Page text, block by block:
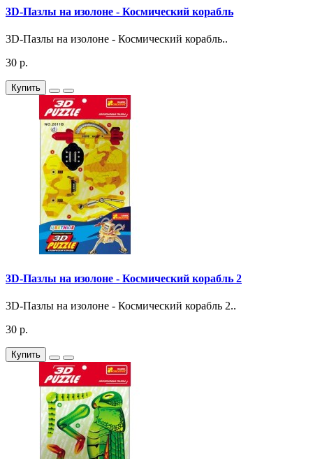
3D-Пазлы на изолоне - Космический корабль
3D-Пазлы на изолоне - Космический корабль..
30 р.
Купить
3D-Пазлы на изолоне - Космический корабль 2
3D-Пазлы на изолоне - Космический корабль 2..
30 р.
Купить